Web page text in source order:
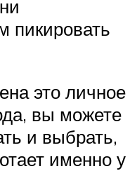
пикировать
это личное
вы можете
и выбрать,
именно у